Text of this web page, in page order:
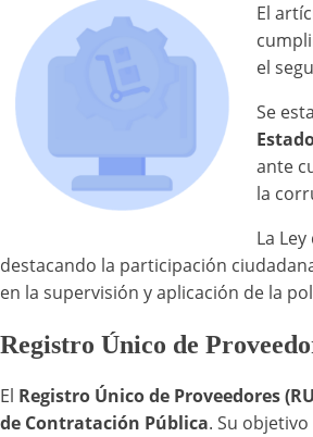
El
el
Se
ante
la
La Ley
destacando la participación
en la supervisión y aplicación de la
Registro Único de
El Registro Único de Proveedores
de Contratación Pública. Su